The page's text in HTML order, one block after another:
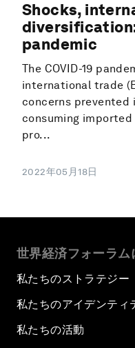
Shocks,
pandemic
The COVID-19
international trade
concerns prevented
consuming
pro...
2022年05月18日
世界経済フォーラム
私たちのストラテジー
私たちのアイデンティ
私たちの活動